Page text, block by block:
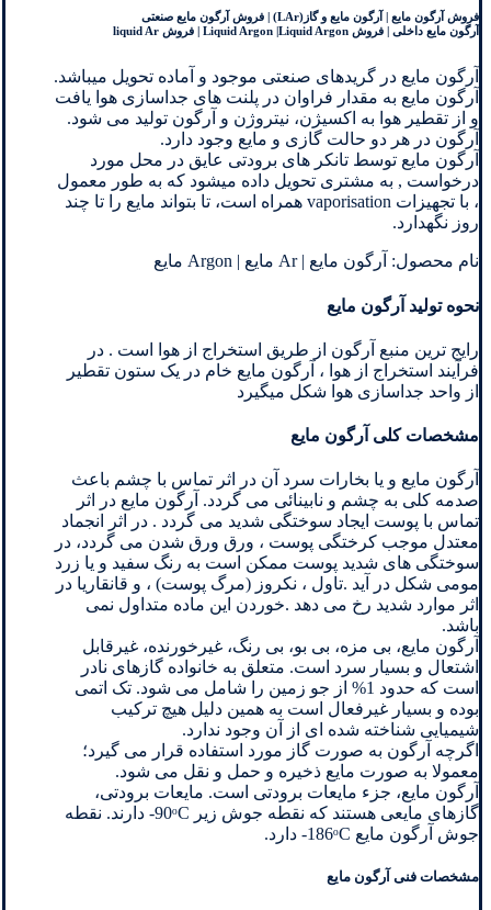
فروش آرگون مایع | آرگون مایع و گاز(LAr) | فروش آرگون مایع صنعتی
آرگون مایع داخلی | فروش Liquid Argon |Liquid Argon | فروش liquid Ar
آرگون مایع در گریدهای صنعتی موجود و آماده تحویل میباشد.
آرگون مایع به مقدار فراوان در پلنت های جداسازی هوا یافت
و از تقطیر هوا به اکسیژن، نیتروژن و آرگون تولید می شود.
آرگون در هر دو حالت گازی و مایع وجود دارد.
آرگون مایع توسط تانکر های برودتی عایق در محل مورد
درخواست , به مشتری تحویل داده میشود که به طور معمول
، با تجهیزات vaporisation همراه است، تا بتواند مایع را تا چند
روز نگهدارد.
نام محصول: آرگون مایع | Ar مایع | Argon مایع
نحوه تولید آرگون مایع
رایج ترین منبع آرگون از طریق استخراج از هوا است . در
فرآیند استخراج از هوا ، آرگون مایع خام در یک ستون تقطیر
از واحد جداسازی هوا شکل میگیرد
مشخصات کلی آرگون مایع
آرگون مایع و یا بخارات سرد آن در اثر تماس با چشم باعث
صدمه کلی به چشم و نابینائی می گردد. آرگون مایع در اثر
تماس با پوست ایجاد سوختگی شدید می گردد . در اثر انجماد
معتدل موجب کرختگی پوست ، ورق ورق شدن می گردد، در
سوختگی های شدید پوست ممکن است به رنگ سفید و یا زرد
مومی شکل در آید .تاول ، نکروز (مرگ پوست) ، و قانقاریا در
اثر موارد شدید رخ می دهد .خوردن این ماده متداول نمی
باشد.
آرگون مایع، بی مزه، بی بو، بی رنگ، غیرخورنده، غیرقابل
اشتعال و بسیار سرد است. متعلق به خانواده گازهای نادر
است که حدود 1% از جو زمین را شامل می شود. تک اتمی
بوده و بسیار غیرفعال است به همین دلیل هیچ ترکیب
شیمیایی شناخته شده ای از آن وجود ندارد.
اگرچه آرگون به صورت گاز مورد استفاده قرار می گیرد؛
معمولا به صورت مایع ذخیره و حمل و نقل می شود.
آرگون مایع، جزء مایعات برودتی است. مایعات برودتی،
گازهای مایعی هستند که نقطه جوش زیر 90ᵒC- دارند. نقطه
جوش آرگون مایع 186ᵒC- دارد.
مشخصات فنی آرگون مایع